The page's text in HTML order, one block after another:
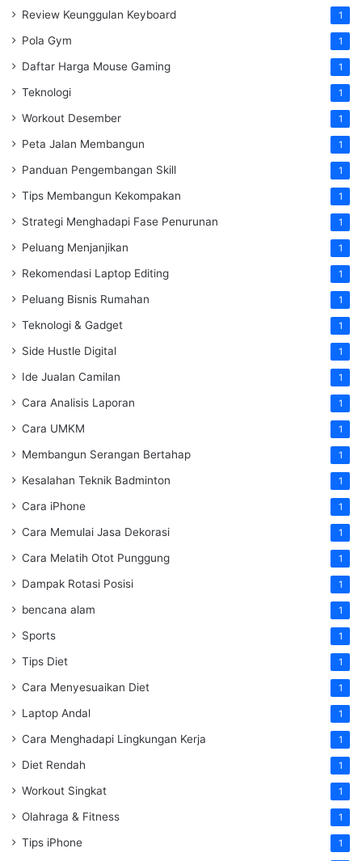
Review Keunggulan Keyboard 1
Pola Gym 1
Daftar Harga Mouse Gaming 1
Teknologi 1
Workout Desember 1
Peta Jalan Membangun 1
Panduan Pengembangan Skill 1
Tips Membangun Kekompakan 1
Strategi Menghadapi Fase Penurunan 1
Peluang Menjanjikan 1
Rekomendasi Laptop Editing 1
Peluang Bisnis Rumahan 1
Teknologi & Gadget 1
Side Hustle Digital 1
Ide Jualan Camilan 1
Cara Analisis Laporan 1
Cara UMKM 1
Membangun Serangan Bertahap 1
Kesalahan Teknik Badminton 1
Cara iPhone 1
Cara Memulai Jasa Dekorasi 1
Cara Melatih Otot Punggung 1
Dampak Rotasi Posisi 1
bencana alam 1
Sports 1
Tips Diet 1
Cara Menyesuaikan Diet 1
Laptop Andal 1
Cara Menghadapi Lingkungan Kerja 1
Diet Rendah 1
Workout Singkat 1
Olahraga & Fitness 1
Tips iPhone 1